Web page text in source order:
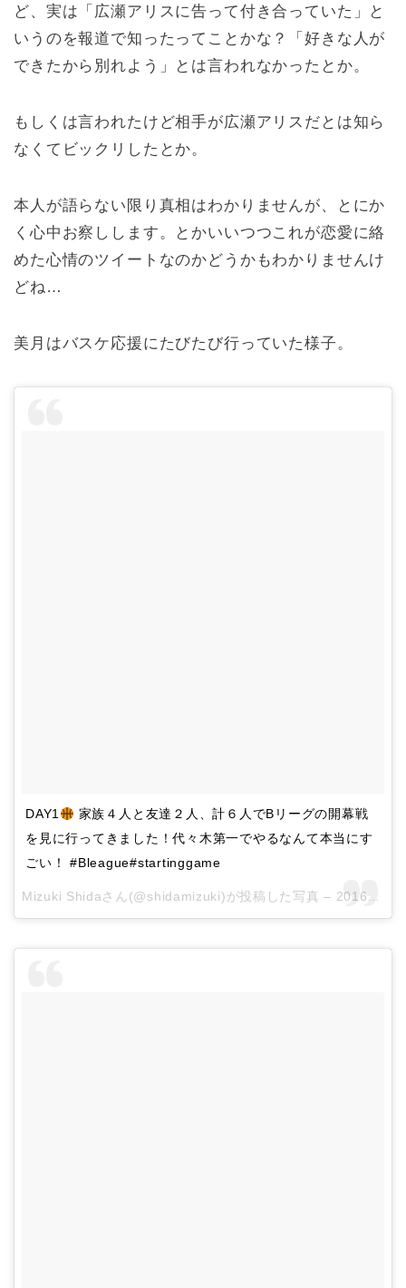
ど、実は「広瀬アリスに告って付き合っていた」と
いうのを報道で知ったってことかな？「好きな人が
できたから別れよう」とは言われなかったとか。
もしくは言われたけど相手が広瀬アリスだとは知ら
なくてビックリしたとか。
本人が語らない限り真相はわかりませんが、とにか
く心中お察しします。とかいいつつこれが恋愛に絡
めた心情のツイートなのかどうかもわかりませんけ
どね…
美月はバスケ応援にたびたび行っていた様子。
DAY1
家族４人と友達２人、計６人でBリーグの開幕戦
を見に行ってきました！代々木第一でやるなんて本当にす
ごい！ #Bleague#startinggame
Mizuki Shidaさん(@shidamizuki)が投稿した写真 – 2016 9月 24 4:31午前 PDT